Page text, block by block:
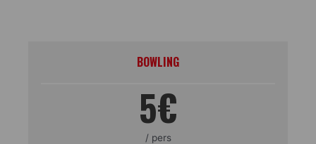
BOWLING
5€
/ pers